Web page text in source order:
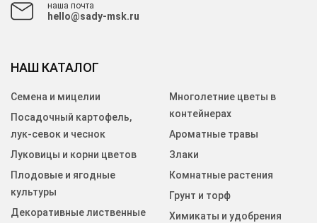
наша почта
hello@sady-msk.ru
НАШ КАТАЛОГ
Семена и мицелии
Посадочный картофель,
лук-севок и чеснок
Луковицы и корни цветов
Плодовые и ягодные
культуры
Декоративные лиственные
Многолетние цветы в
контейнерах
Ароматные травы
Злаки
Комнатные растения
Грунт и торф
Химикаты и удобрения